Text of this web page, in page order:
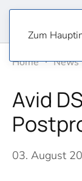
Zum
Home
News
Avid
03. August